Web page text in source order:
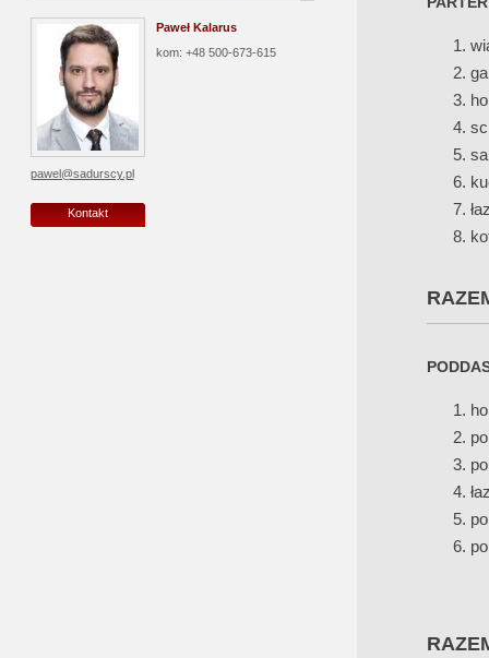
Paweł Kalarus
kom: +48 500-673-615
pawel@sadurscy.pl
Kontakt